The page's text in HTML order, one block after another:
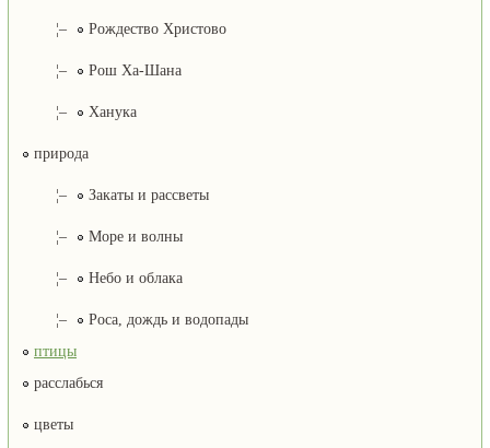
¦– Рождество Христово
¦– Рош Ха-Шана
¦– Ханука
природа
¦– Закаты и рассветы
¦– Море и волны
¦– Небо и облака
¦–
Роса, дождь и водопады
птицы
расслабься
цветы